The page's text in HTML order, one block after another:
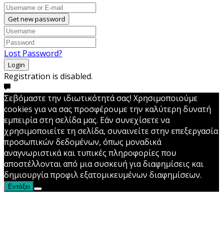
Get new password
Lost Password?
Login
Registration is disabled.
Σεβόμαστε την ιδιωτικότητά σας! Χρησιμοποιούμε
cookies για να σας προσφέρουμε την καλύτερη δυνατή
εμπειρία στη σελίδα μας. Εάν συνεχίσετε να
χρησιμοποιείτε τη σελίδα, συναινείτε στην επεξεργασία
προσωπικών δεδομένων, όπως μοναδικά
αναγνωριστικά και τυπικές πληροφορίες που
αποστέλλονται από μια συσκευή για διαφημίσεις και
δημιουργία προφιλ εξατομικευμένων διαφημίσεων.
Εντάξει